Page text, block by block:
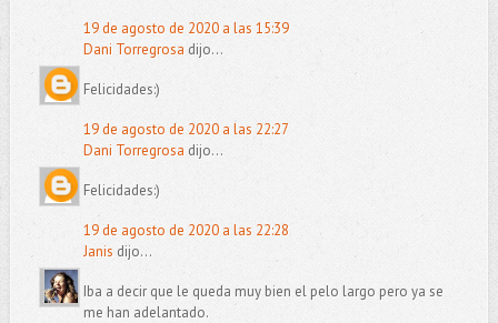
19 de agosto de 2020 a las 15:39
Dani Torregrosa dijo...
Felicidades:)
19 de agosto de 2020 a las 22:27
Dani Torregrosa dijo...
Felicidades:)
19 de agosto de 2020 a las 22:28
Janis dijo...
Iba a decir que le queda muy bien el pelo largo pero ya se
me han adelantado.